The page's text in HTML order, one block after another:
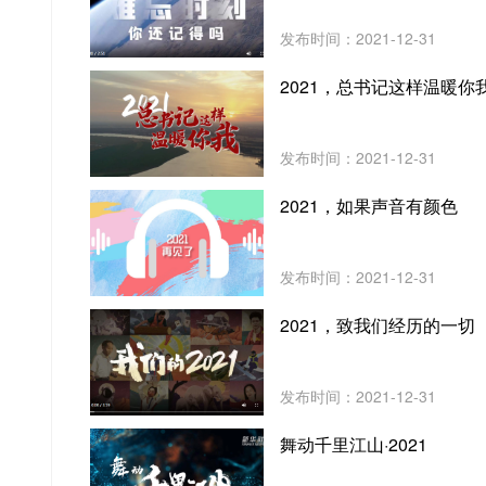
发布时间：2021-12-31
2021，总书记这样温暖你
发布时间：2021-12-31
2021，如果声音有颜色
发布时间：2021-12-31
2021，致我们经历的一切
发布时间：2021-12-31
舞动千里江山·2021